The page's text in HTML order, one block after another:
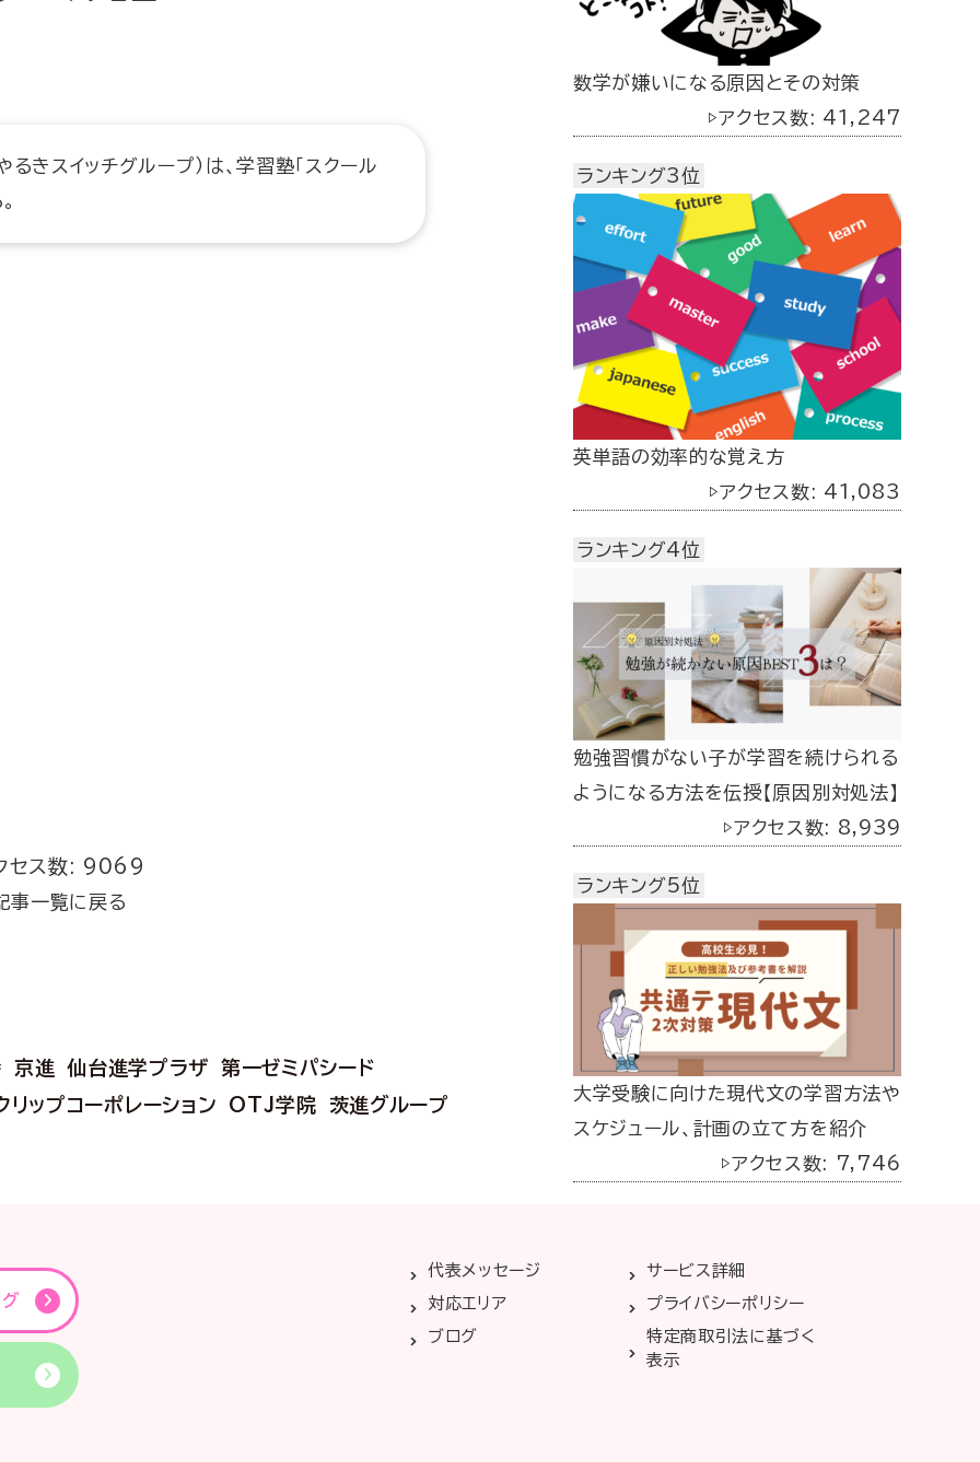
きスイッチグループ）は、学習塾「スクール
セス数: 9069
事一覧に戻る
京進 仙台進学プラザ
第一ゼミパシード
リップコーポレーション
OTJ学院 茨進グループ
数学が嫌いになる原因とその対策
▷アクセス数: 41,247
ランキング3位
英単語の効率的な覚え方
▷アクセス数: 41,083
ランキング4位
勉強習慣がない子が学習を続けられる
ようになる方法を伝授【原因別対処法】
▷アクセス数: 8,939
ランキング5位
大学受験に向けた現代文の学習方法や
スケジュール、計画の立て方を紹介
▷アクセス数: 7,746
代表メッセージ
サービス詳細
対応エリア
プライバシーポリシー
ブログ
特定商取引法に基づく
表示